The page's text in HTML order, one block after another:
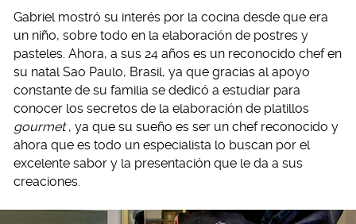
Gabriel mostró su interés por la cocina desde que era
un niño, sobre todo en la elaboración de postres y
pasteles. Ahora, a sus 24 años es un reconocido chef en
su natal Sao Paulo, Brasil, ya que gracias al apoyo
constante de su familia se dedicó a estudiar para
conocer los secretos de la elaboración de platillos
gourmet , ya que su sueño es ser un chef reconocido y
ahora que es todo un especialista lo buscan por el
excelente sabor y la presentación que le da a sus
creaciones.